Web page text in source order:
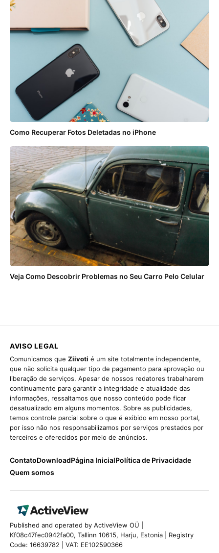
Como Recuperar Fotos Deletadas no iPhone
Veja Como Descobrir Problemas no Seu Carro Pelo Celular
AVISO LEGAL
Comunicamos que Ziivoti é um site totalmente independente,
que não solicita qualquer tipo de pagamento para aprovação ou
liberação de serviços. Apesar de nossos redatores trabalharem
continuamente para garantir a integridade e atualidade das
informações, ressaltamos que nosso conteúdo pode ficar
desatualizado em alguns momentos. Sobre as publicidades,
temos controle parcial sobre o que é exibido em nosso portal,
por isso não nos responsabilizamos por serviços prestados por
terceiros e oferecidos por meio de anúncios.
ContatoDownloadPágina InicialPolítica de Privacidade
Quem somos
Published and operated by ActiveView OÜ |
Kf08c47fec0942fa00, Tallinn 10615, Harju, Estonia | Registry
Code: 16639782 | VAT: EE102590366